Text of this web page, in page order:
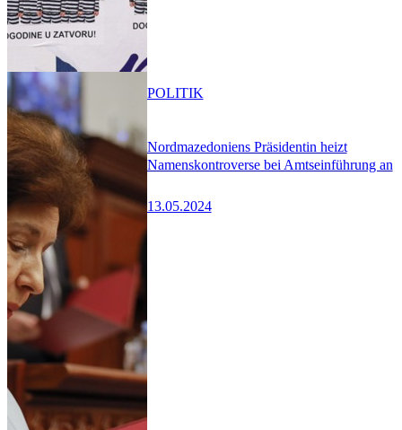
Nordmazedoniens Präsidentin heizt
Namenskontroverse bei Amtseinführung an
13.05.2024
POLITIK